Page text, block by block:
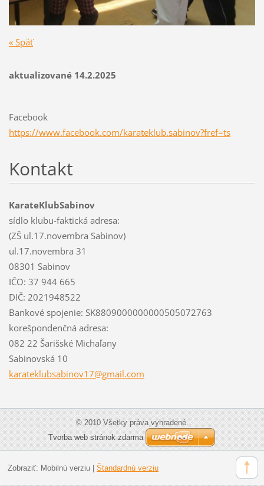
« Späť
aktualizované 14.2.2025
Facebook
https://www.facebook.com/karateklub.sabinov?fref=ts
Kontakt
KarateKlubSabinov
sídlo klubu-faktická adresa:
(ZŠ ul.17.novembra Sabinov)
ul.17.novembra 31
08301 Sabinov
IČO: 37 944 665
DIČ: 2021948522
Bankové spojenie: SK8809000000000505072763
korešpondenčná adresa:
082 22 Šarišské Michaľany
Sabinovská 10
karateklubsabinov17@gmail.com
© 2010 Všetky práva vyhradené.
Tvorba web stránok zdarma
Zobraziť: Mobilnú verziu| Štandardnú verziu